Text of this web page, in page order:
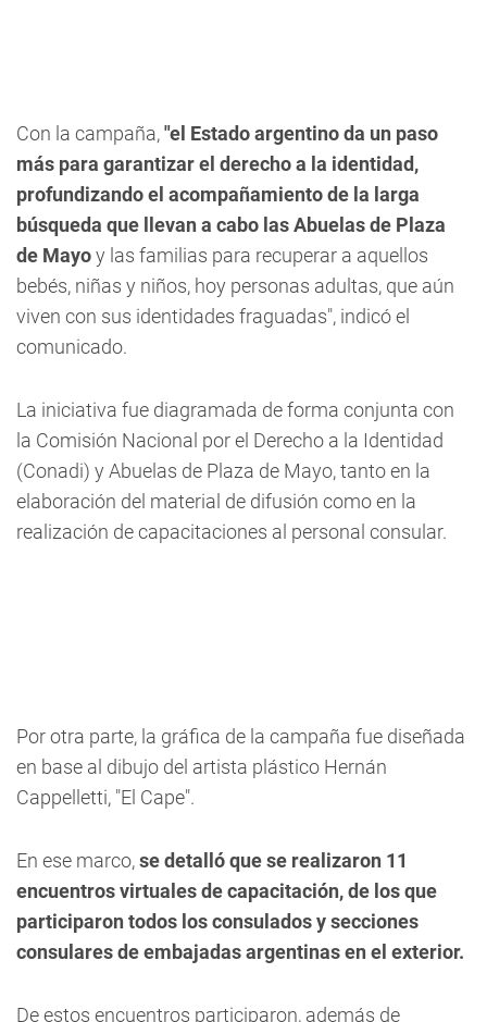
Con la campaña,"el Estado argentino da un paso
más para garantizar el derecho a la identidad,
profundizando el acompañamiento de la larga
búsqueda que llevan a cabo las Abuelas de Plaza
de Mayoy las familias para recuperar a aquellos
bebés, niñas y niños, hoy personas adultas, que aún
viven con sus identidades fraguadas", indicó el
comunicado.
La iniciativa fue diagramada de forma conjunta con
la Comisión Nacional por el Derecho a la Identidad
(Conadi) y Abuelas de Plaza de Mayo, tanto en la
elaboración del material de difusión como en la
realización de capacitaciones al personal consular.
Por otra parte, la gráfica de la campaña fue diseñada
en base al dibujo del artista plástico Hernán
Cappelletti, "El Cape".
En ese marco,se detalló que se realizaron 11
encuentros virtuales de capacitación, de los que
participaron todos los consulados y secciones
consulares de embajadas argentinas en el exterior.
De estos encuentros participaron, además de